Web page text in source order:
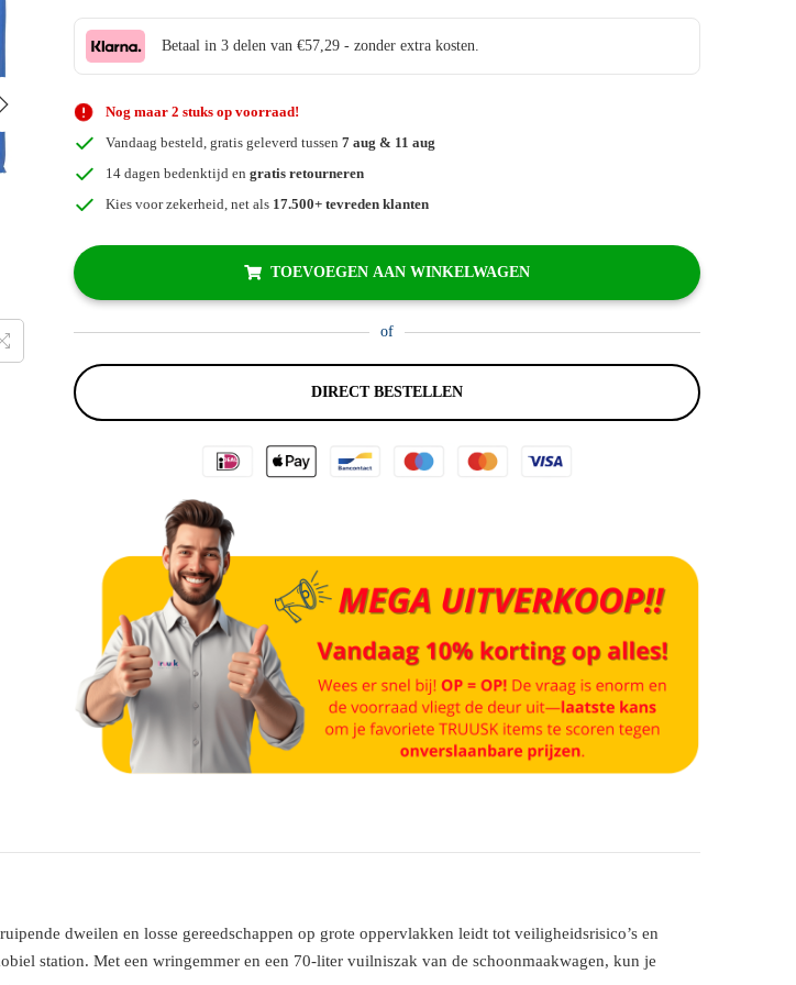
Betaal in 3 delen van €57,29 - zonder extra kosten.
Nog maar 2 stuks op voorraad!
Vandaag besteld, gratis geleverd tussen7 aug & 11 aug
14 dagen bedenktijd engratis retourneren
Kies voor zekerheid, net als 17.500+ tevreden klanten
TOEVOEGEN AAN WINKELWAGEN
of
DIRECT BESTELLEN
r
n
dweilen en losse gereedschappen op grote oppervlakken leidt tot veiligheidsrisico’s en
station. Met een wringemmer en een 70-liter vuilniszak van de schoonmaakwagen, kun je